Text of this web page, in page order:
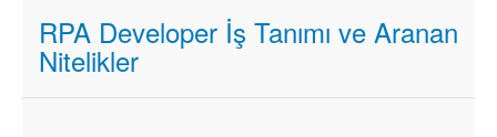
RPA Developer İş Tanımı ve Aranan
Nitelikler